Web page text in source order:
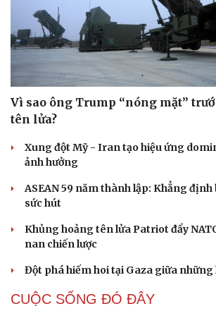
Vì sao ông Trump “nóng mặt”
tên lửa?
Xung đột Mỹ - Iran tạo hiệu ứng
ảnh hưởng
ASEAN 59 năm thành lập: Khẳng
sức hút
Khủng hoảng tên lửa Patriot đẩy
nan chiến lược
Đột phá hiếm hoi tại Gaza giữa
CUỘC SỐNG ĐÓ ĐÂY